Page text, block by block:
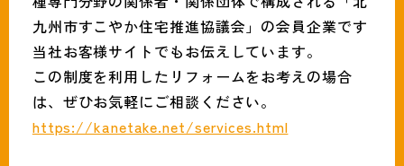
九州市すこやか住宅推進協議会」の会員企業です
当社お客様サイトでもお伝えしています。
この制度を利用したリフォームをお考えの場合
は、ぜひお気軽にご相談ください。
https://kanetake.net/services.html